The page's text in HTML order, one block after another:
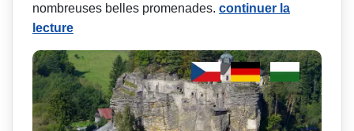
nombreuses belles promenades. continuer la
lecture